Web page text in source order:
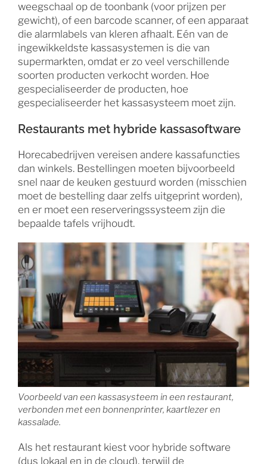
weegschaal op de toonbank (voor prijzen per
gewicht), of een barcode scanner, of een apparaat
die alarmlabels van kleren afhaalt. Eén van de
ingewikkeldste kassasystemen is die van
supermarkten, omdat er zo veel verschillende
soorten producten verkocht worden. Hoe
gespecialiseerder de producten, hoe
gespecialiseerder het kassasysteem moet zijn.
Restaurants met hybride kassasoftware
Horecabedrijven vereisen andere kassafuncties
dan winkels. Bestellingen moeten bijvoorbeeld
snel naar de keuken gestuurd worden (misschien
moet de bestelling daar zelfs uitgeprint worden),
en er moet een reserveringssysteem zijn die
bepaalde tafels vrijhoudt.
Voorbeeld van een kassasysteem in een restaurant,
verbonden met een bonnenprinter, kaartlezer en
kassalade.
Als het restaurant kiest voor hybride software
(dus lokaal en in de cloud), terwijl de